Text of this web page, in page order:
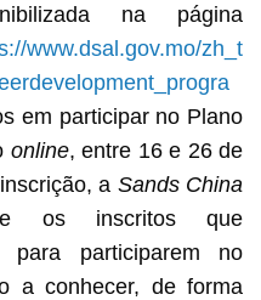
na página
www.dsal.gov.mo/zh_t
em participar no Plano
online, entre 16 e 26 de
a Sands China
os inscritos que
para participarem no
a conhecer, de forma